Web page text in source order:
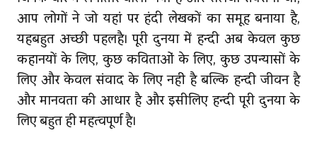
आप लोगों ने जो यहां पर हिंदी लेखकों का समूह बनाया है,
यहबहुत अच्छी पहलहै। पूरी दुनिया में हिन्दी अब केवल कुछ
कहानियों के लिए, कुछ कविताओं के लिए, कुछ उपन्यासों के
लिए और केवल संवाद के लिए नहीं है बल्‍कि हिन्दी जीवन है
और मानवता की आधार है और इसीलिए हिन्दी पूरी दुनिया के
लिए बहुत ही महत्वपूर्ण है।